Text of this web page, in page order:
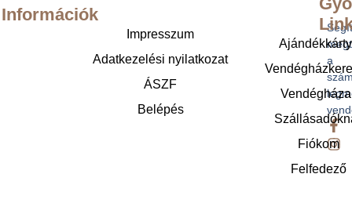
a
Fiókom
Felfedező
Információk
Impresszum
Adatkezelési nyilatkozat
ÁSZF
Belépés